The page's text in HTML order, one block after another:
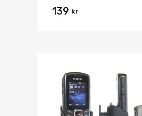
139 kr